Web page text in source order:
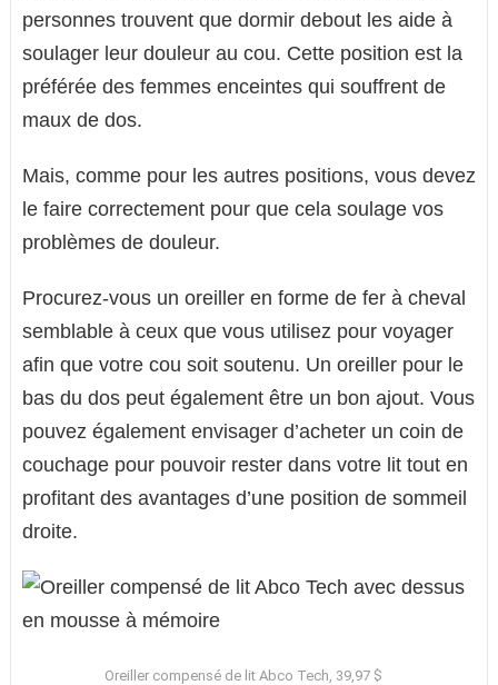
personnes trouvent que dormir debout les aide à
soulager leur douleur au cou. Cette position est la
préférée des femmes enceintes qui souffrent de
maux de dos.
Mais, comme pour les autres positions, vous devez
le faire correctement pour que cela soulage vos
problèmes de douleur.
Procurez-vous un oreiller en forme de fer à cheval
semblable à ceux que vous utilisez pour voyager
afin que votre cou soit soutenu. Un oreiller pour le
bas du dos peut également être un bon ajout. Vous
pouvez également envisager d’acheter un coin de
couchage pour pouvoir rester dans votre lit tout en
profitant des avantages d’une position de sommeil
droite.
Oreiller compensé de lit Abco Tech, 39,97 $